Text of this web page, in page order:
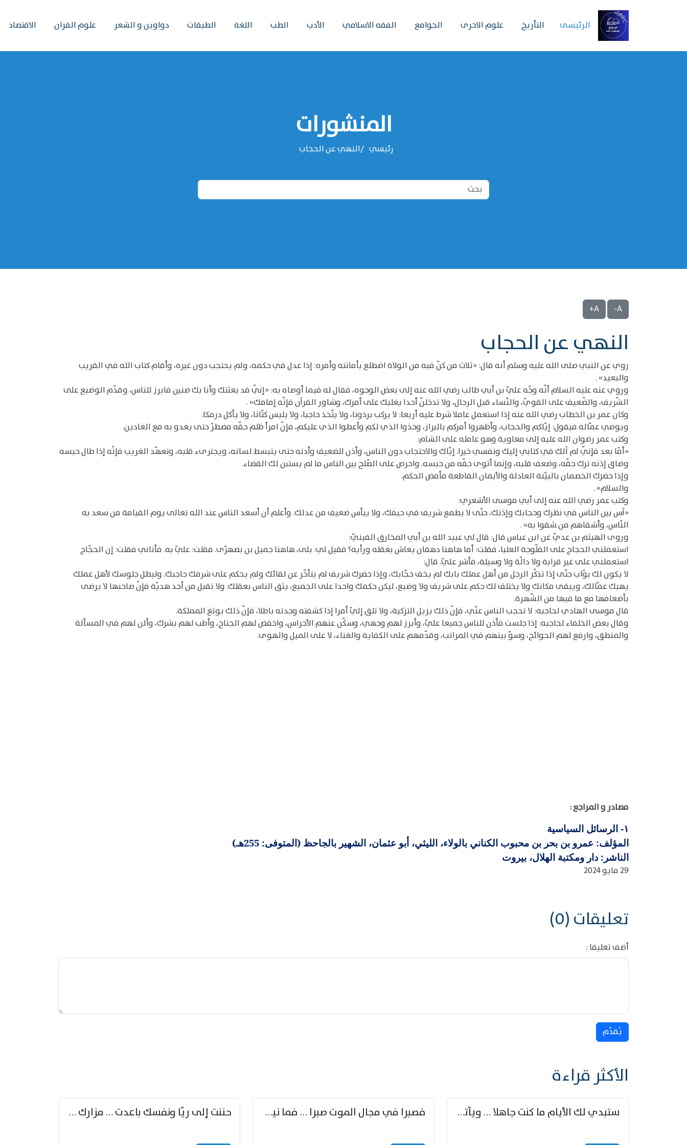
الرئیسی التأريخ علوم الاخرى الجوامع الفقه الاسلامي الأدب الطب اللغة الطبقات دواوين و الشعر علوم القران الاقتصاد
المنشورات
رئيسي النهي عن الحجاب
A-
A+
النهي عن الحجاب
روي عن النبي صلى الله عليه وسلم أنه قال: «ثلاث من كنّ فيه من الولاة اضطلع بأمانته وأمره: إذا عدل في حكمه، ولم يحتجب دون غيره، وأقام كتاب الله في القريب
والبعيد» .
وروي عنه عليه السلام أنّه وجّه عليّ بن أبي طالب رضي الله عنه إلى بعض الوجوه، فقال له فيما أوصاه به: «إنّي قد بعثتك وأنا بك ضنين فابرز للناس، وقدّم الوضيع على
الشّريف، والضّعيف على القويّ، والنّساء قبل الرجال، ولا تدخلنّ أحدا يغلبك على أمرك، وشاور القرآن فإنّه إمامك» .
وكان عمر بن الخطاب رضي الله عنه إذا استعمل عاملا شرط عليه أربعا: لا يركب برذونا، ولا يتّخذ حاجبا، ولا يلبس كتّانا، ولا يأكل درمكا.
ويوصي عمّاله فيقول: إيّاكم والحجاب، وأظهروا أمركم بالبراز، وخذوا الذي لكم وأعطوا الذي عليكم، فإنّ امرأ ظلم حقّه مضطرّ حتى يغدو به مع الغادين.
وكتب عمر رضوان الله عليه إلى معاوية وهو عامله على الشام:
«أمّا بعد فإنّي لم آلك في كتابي إليك ونفسي خيرا. إيّاك والاحتجاب دون الناس، وأذن للضعيف وأدنه حتى ينبسط لسانه، ويجترىء قلبه، وتعهّد الغريب فإنّه إذا طال حبسه
وضاق إذنه ترك حقّه، وضعف قلبه، وإنما أثوى حقّه من حبسه. واحرص على الصّلح بين الناس ما لم يستبن لك القضاء.
وإذا حضرك الخصمان بالبيّنة العادلة والأيمان القاطعة فأمض الحكم.
والسلام» .
وكتب عمر رضي الله عنه إلى أبي موسى الأشعري:
«آس بين الناس في نظرك وحجابك وإذنك، حتّى لا يطمع شريف في حيفك، ولا ييأس ضعيف من عدلك. وأعلم أن أسعد الناس عند الله تعالى يوم القيامة من سعد به
النّاس، وأشقاهم من شقوا به» .
وروى الهيثم بن عديّ عن ابن عباس قال: قال لي عبيد الله بن أبي المخارق القينيّ:
استعملني الحجاج على الفلّوجة العليا، فقلت: أما هاهنا دهقان يعاش بعقله ورأيه؟ فقيل لي: بلى، هاهنا جميل بن بصهرّى. فقلت: عليّ به. فأتاني فقلت: إن الحجّاج
استعملني على غير قرابة ولا دالّة ولا وسيلة، فأشر عليّ. قال:
لا يكون لك بوّاب حتّى إذا تذكّر الرجل من أهل عملك بابك لم يخف حجّابك، وإذا حضرك شريف لم يتأخّر عن لقائك ولم يحكم على شرفك حاجبك. وليطل جلوسك لأهل عملك
يهبك عمّالك، ويبقى مكانك ولا يختلف لك حكم على شريف ولا وضيع، ليكن حكمك واحدا على الجميع، يثق الناس بعقلك. ولا تقبل من أحد هديّة فإنّ صاحبها لا يرضى
بأضعافها مع ما فيها من الشّهرة.
قال موسى الهادي لحاجبه: لا تحجب الناس عنّي، فإنّ ذلك يزيل التزكية، ولا تلق إليّ أمرا إذا كشفته وجدته باطلا، فإنّ ذلك يوتغ المملكة.
وقال بعض الخلفاء لحاجبه: إذا جلست فأذن للناس جميعا عليّ، وأبرز لهم وجهي، وسكّن عنهم الأحراس، واخفض لهم الجناح، وأطب لهم بشرك، وألن لهم في المسألة
والمنطق، وارفع لهم الحوائج، وسوّ بينهم في المراتب، وقدّمهم على الكفاية والغناء، لا على الميل والهوى.
مصادر و المراجع :
١-
الرسائل السياسية
المؤلف: عمرو بن بحر بن محبوب الكناني بالولاء، الليثي، أبو عثمان، الشهير بالجاحظ (المتوفى: 255هـ)
الناشر: دار ومكتبة الهلال، بيروت
29 مايو 2024
تعليقات (0)
أضف تعليقا :
يُقدِّم
الأكثر قراءة
ستبدي لك الأيام ما كنت جاهلا … ويأتيك بالأخبار من لم تزوّد فصبرا في مجال الموت صبرا … فما نيل الخلود بمستطاع حننت إلى ريّا ونفسك باعدت … مزارك من ريّا وشعباكما معا